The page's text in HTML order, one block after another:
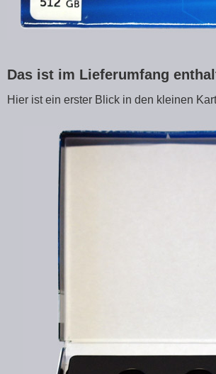
Das ist im Lieferumfang
Hier ist ein erster Blick in den kleinen